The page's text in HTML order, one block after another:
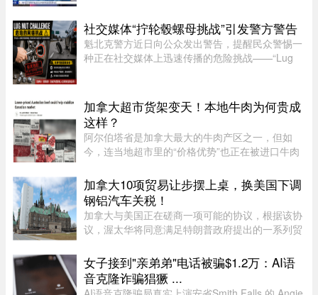
未来联盟（CAQ）、 ...
社交媒体“拧轮毂螺母挑战”引发警方警告
魁北克警方近日向公众发出警告，提醒民众警惕一
种正在社交媒体上迅速传播的危险挑战——“Lug
的固定螺母，而这一行为 ...
加拿大超市货架变天！本地牛肉为何贵成
这样？
阿尔伯塔省是加拿大最大的牛肉产区之一，但如
今，连当地超市里的“价格优势”也正在被进口牛肉
亚等国家的牛肉开始大量进入市场，部分产品甚至
比本地同类牛肉每公斤便宜 ...
加拿大10项贸易让步摆上桌，换美国下调
钢铝汽车关税！
加拿大与美国正在磋商一项可能的协议，根据该协
议，渥太华将同意满足特朗普政府提出的一系列贸
新一轮关税的日期临近，双方谈判日益紧张。《环
球邮报》据三位知情业内人 ...
女子接到"亲弟弟"电话被骗$1.2万：AI语
音克隆诈骗猖獗 ...